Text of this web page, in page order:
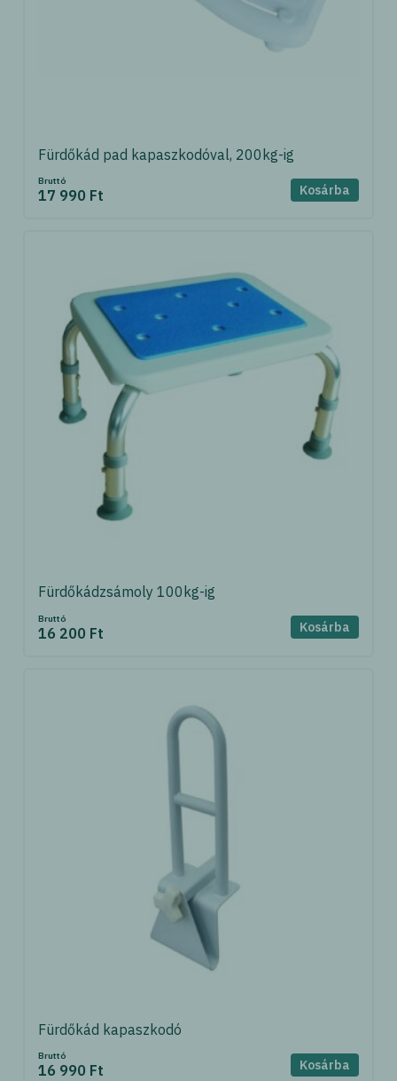
Fürdőkád pad kapaszkodóval, 200kg-ig
Bruttó
17 990 Ft Kosárba
Fürdőkádzsámoly 100kg-ig
Bruttó
16 200 Ft Kosárba
Fürdőkád kapaszkodó
Bruttó
16 990 Ft Kosárba